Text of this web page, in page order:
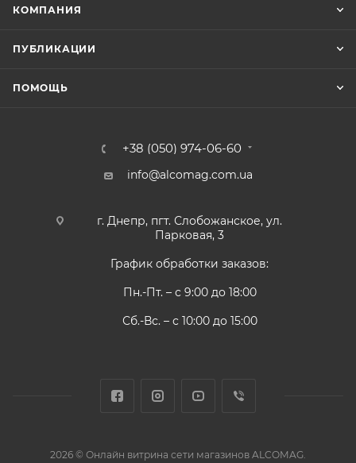
КОМПАНИЯ
ПУБЛИКАЦИИ
ПОМОЩЬ
+38 (050) 974-06-60
info@alcomag.com.ua
г. Днепр, пгт. Слобожанское, ул.
Парковая, 3
График обработки заказов:
Пн.-Пт. – с 9:00 до 18:00
Сб.-Вс. – с 10:00 до 15:00
2026 © Онлайн витрина сети магазинов ALCOMAG.